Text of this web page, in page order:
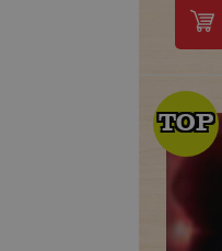
TOP
TOP